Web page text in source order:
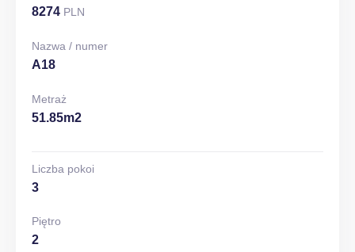
8274 PLN
Nazwa / numer
A18
Metraż
51.85m2
Liczba pokoi
3
Piętro
2